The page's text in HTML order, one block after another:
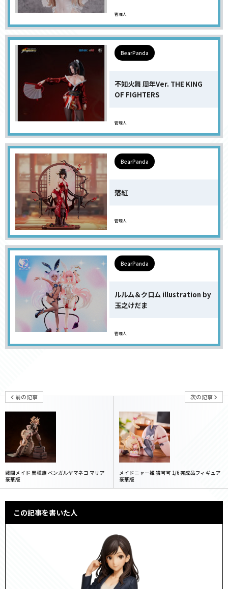
管理人
BearPanda
不知火舞 周年Ver. THE KING
OF FIGHTERS
管理人
BearPanda
落紅
管理人
BearPanda
ルルム＆クロム illustration by
玉之けだま
管理人
前の記事
戦闘メイド 異種族 ベンガルヤマネコ マリア
豪華版
次の記事
メイドニャー姫 猫可可 1/6 完成品フィギュア
豪華版
この記事を書いた人